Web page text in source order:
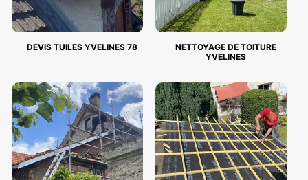
DEVIS TUILES YVELINES 78
NETTOYAGE DE TOITURE
YVELINES